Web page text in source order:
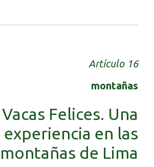
Artículo 16
montañas
Vacas Felices. Una
experiencia en las
montañas de Lima